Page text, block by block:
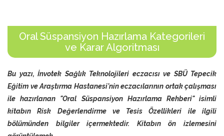
Oral Süspansiyon Hazırlama Kategorileri
ve Karar Algoritması
Bu yazı, İnvotek Sağlık Teknolojileri eczacısı ve SBÜ Tepecik
Eğitim ve Araştırma Hastanesi'nin eczacılarının ortak çalışması
ile hazırlanan "Oral Süspansiyon Hazırlama Rehberi" isimli
kitabın Risk Değerlendirme ve Tesis Özellikleri ile ilgili
bölümünden bilgiler içermektedir. Kitabın ön izlemesini